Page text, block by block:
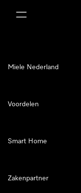
Miele Nederland
Voordelen
Smart Home
Zakenpartner